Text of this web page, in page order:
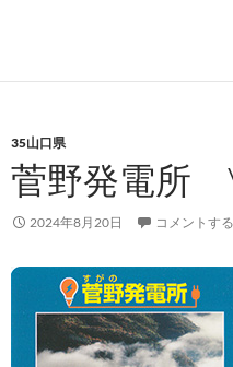
35山口県
菅野発電所
2024年8月20日 コメントする